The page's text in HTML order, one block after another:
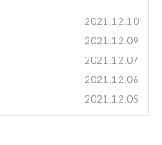
2021.12.10
2021.12.09
2021.12.07
2021.12.06
2021.12.05